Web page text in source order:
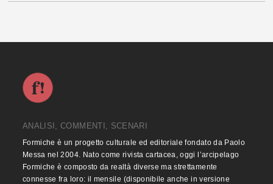
ANALISI, COMMENTI, SCENARI
Formiche è un progetto culturale ed editoriale fondato da Paolo
Messa nel 2004. Nato come rivista cartacea, oggi l’arcipelago
Formiche è composto da realtà diverse ma strettamente
connesse fra loro: il mensile (disponibile anche in versione